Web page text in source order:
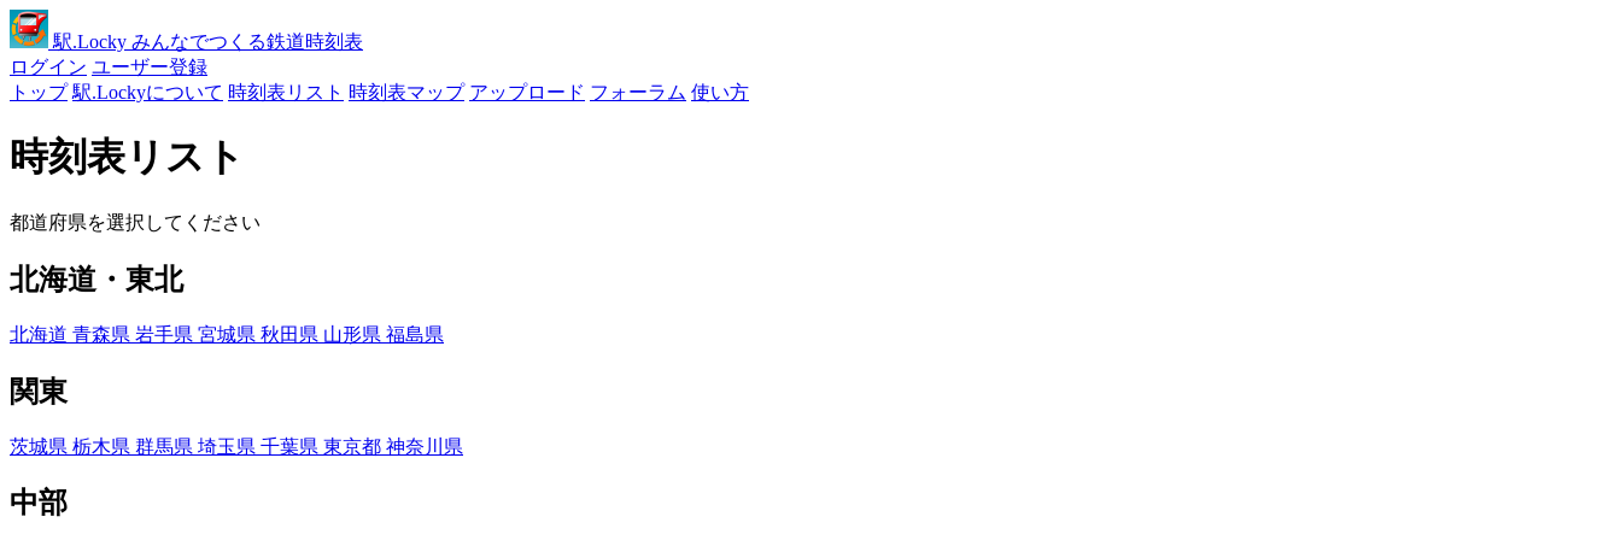
駅.Locky みんなでつくる鉄道時刻表
ログイン ユーザー登録
トップ 駅.Lockyについて 時刻表リスト 時刻表マップ アップロード フォーラム 使い方
時刻表リスト
都道府県を選択してください
北海道・東北
北海道 青森県 岩手県 宮城県 秋田県 山形県 福島県
関東
茨城県 栃木県 群馬県 埼玉県 千葉県 東京都 神奈川県
中部